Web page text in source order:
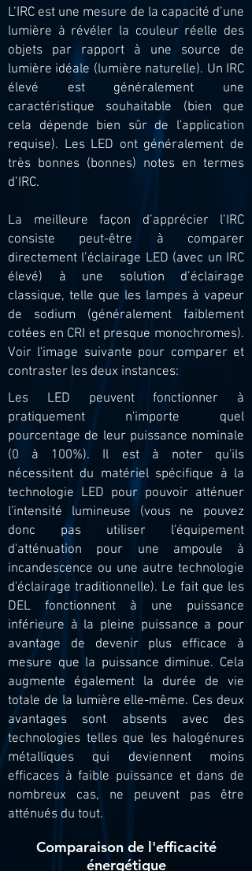
L’IRC est une mesure de la capacité d’une
lumière à révéler la couleur réelle des
objets par rapport à une source de
lumière idéale (lumière naturelle). Un IRC
élevé est généralement une
caractéristique souhaitable (bien que
cela dépende bien sûr de l'application
requise). Les LED ont généralement de
très bonnes (bonnes) notes en termes
d’IRC.
La meilleure façon d’apprécier l’IRC
consiste peut-être à comparer
directement l’éclairage LED (avec un IRC
élevé) à une solution d’éclairage
classique, telle que les lampes à vapeur
de sodium (généralement faiblement
cotées en CRI et presque monochromes).
Voir l'image suivante pour comparer et
contraster les deux instances:
Les LED peuvent fonctionner à
pratiquement n'importe quel
pourcentage de leur puissance nominale
(0 à 100%). Il est à noter qu'ils
nécessitent du matériel spécifique à la
technologie LED pour pouvoir atténuer
l'intensité lumineuse (vous ne pouvez
donc pas utiliser l'équipement
d'atténuation pour une ampoule à
incandescence ou une autre technologie
d'éclairage traditionnelle). Le fait que les
DEL fonctionnent à une puissance
inférieure à la pleine puissance a pour
avantage de devenir plus efficace à
mesure que la puissance diminue. Cela
augmente également la durée de vie
totale de la lumière elle-même. Ces deux
avantages sont absents avec des
technologies telles que les halogénures
métalliques qui deviennent moins
efficaces à faible puissance et dans de
nombreux cas, ne peuvent pas être
atténués du tout.
Comparaison de l'efficacité
énergétique